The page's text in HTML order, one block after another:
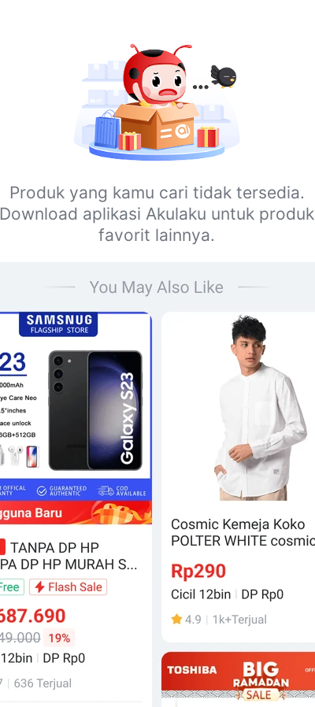
Produk yang kamu cari tidak tersedia.
Download aplikasi Akulaku untuk produk
favorit lainnya.